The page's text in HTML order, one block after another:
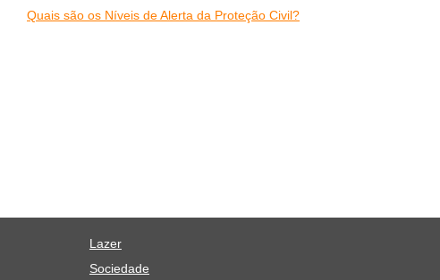
Quais são os Níveis de Alerta da Proteção Civil?
Lazer
Sociedade